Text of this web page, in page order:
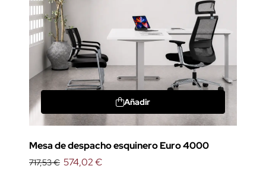
Añadir
Mesa de despacho esquinero Euro 4000
717,53 € 574,02 €